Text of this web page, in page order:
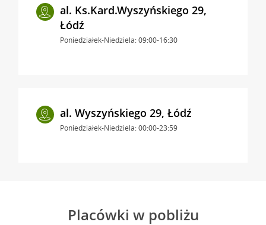
al. Ks.Kard.Wyszyńskiego 29,
Łódź
Poniedziałek-Niedziela: 09:00-16:30
al. Wyszyńskiego 29, Łódź
Poniedziałek-Niedziela: 00:00-23:59
Placówki w pobliżu